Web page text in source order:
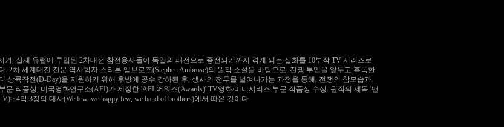
, 실제 유럽에 투입된 2차대전 참전용사들이 독일의 패전으로 종전되기까지 겪게 되는 실화를 10부작 TV 시리즈로
2차 세계대전 전문 역사학자 스티븐 앰브로즈(Stephen Ambrose)의 원작 소설을 바탕으로, 전쟁 투입을 앞두고 혹독한
상륙작전(D-Day)을 지원하기 위해 후방에 공수 강하된 후, 생사의 전투를 벌여나가는 과정을 통해, 전쟁의 참모습과
문 작품상, 미국영화연구소(AFI)가 제정한 'AFI 어워즈(Awards)' TV영화/미니시리즈 부문 작품상 수상. 원작의 제목 '밴
4막 3장의 대사(We few, we happy few, we band of brothers)에서 따온 것이다